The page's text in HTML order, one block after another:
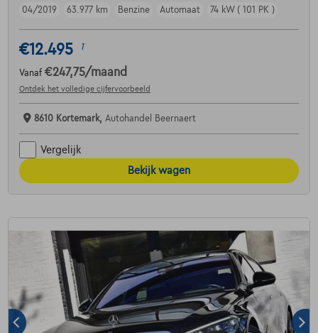
04/2019
63.977 km Benzine Automaat 74 kW ( 101 PK )
€12.495 1
Vanaf €247,75/maand
Ontdek het volledige cijfervoorbeeld
8610 Kortemark, Autohandel Beernaert
Vergelijk
Bekijk wagen